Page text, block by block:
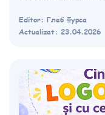
Editor: Глеб Фурса
Actualizat: 23.04.2026